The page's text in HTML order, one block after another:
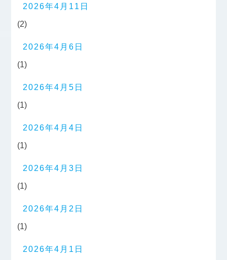
2026年4月11日
(2)
2026年4月6日
(1)
2026年4月5日
(1)
2026年4月4日
(1)
2026年4月3日
(1)
2026年4月2日
(1)
2026年4月1日